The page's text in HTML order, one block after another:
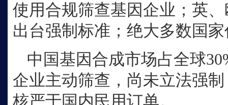
使用合规筛查基因企业；英
出台强制标准；绝大多数国
中国基因合成市场占全球
企业主动筛查，尚未立法强
核严于国内民用订单。